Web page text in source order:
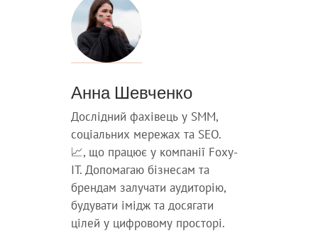
Анна Шевченко
Дослідний фахівець у SMM,
соціальних мережах та SEO.
📈, що працює у компанії Foxy-
IT. Допомагаю бізнесам та
брендам залучати аудиторію,
будувати імідж та досягати
цілей у цифровому просторі.